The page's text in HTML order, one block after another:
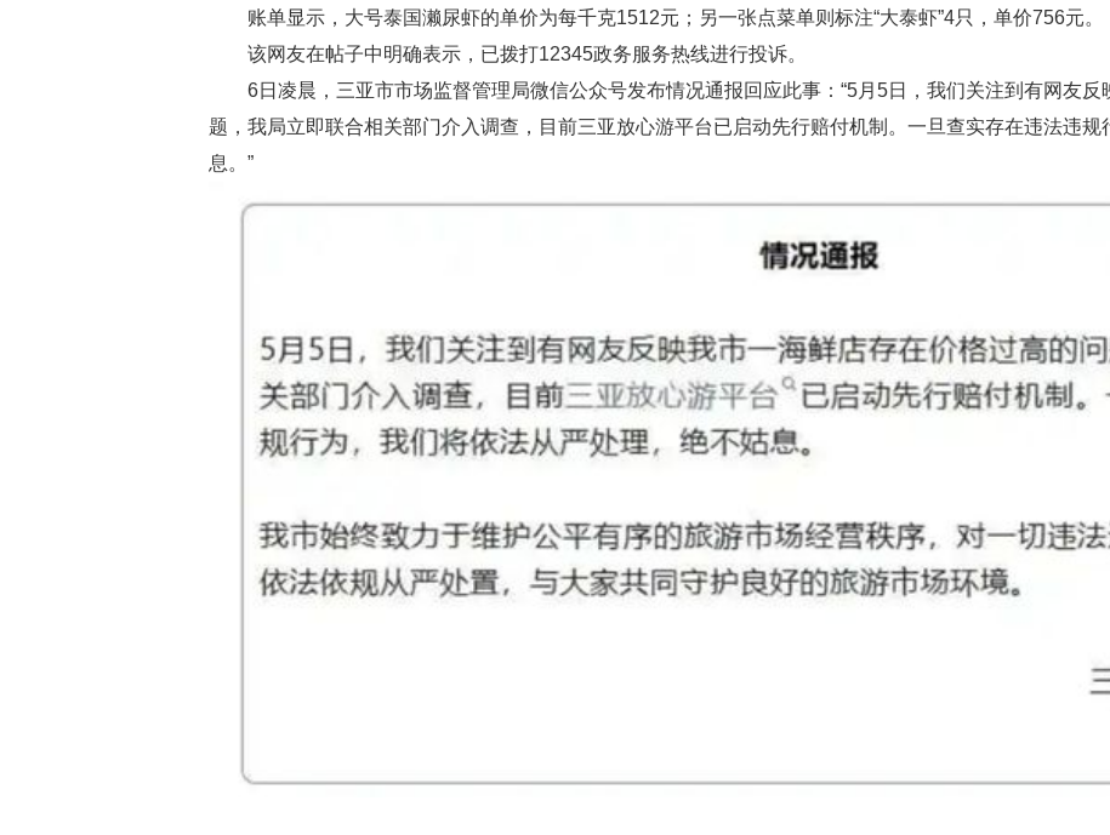
账单显示，大号泰国濑尿虾的单价为每千克1512元；另一张点菜单则标注“大泰虾”4只，单价756元。
该网友在帖子中明确表示，已拨打12345政务服务热线进行投诉。
6日凌晨，三亚市市场监督管理局微信公众号发布情况通报回应此事：“5月5日，我们关注到有网友
题，我局立即联合相关部门介入调查，目前三亚放心游平台已启动先行赔付机制。一旦查实存在违法违
息。”